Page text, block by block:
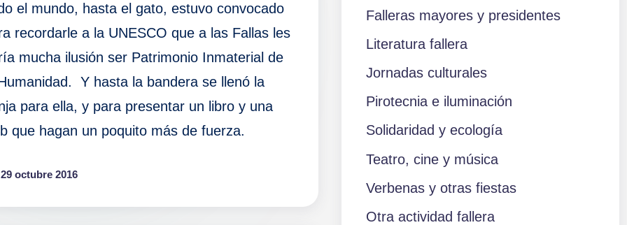
el mundo, hasta el gato, estuvo convocado
recordarle a la UNESCO que a las Fallas les
mucha ilusión ser Patrimonio Inmaterial de
Y hasta la bandera se llenó la
para ella, y para presentar un libro y una
que hagan un poquito más de fuerza.
29 octubre 2016
Falleras mayores y presidentes
Literatura fallera
Jornadas culturales
Pirotecnia e iluminación
Solidaridad y ecología
Teatro, cine y música
Verbenas y otras fiestas
Otra actividad fallera